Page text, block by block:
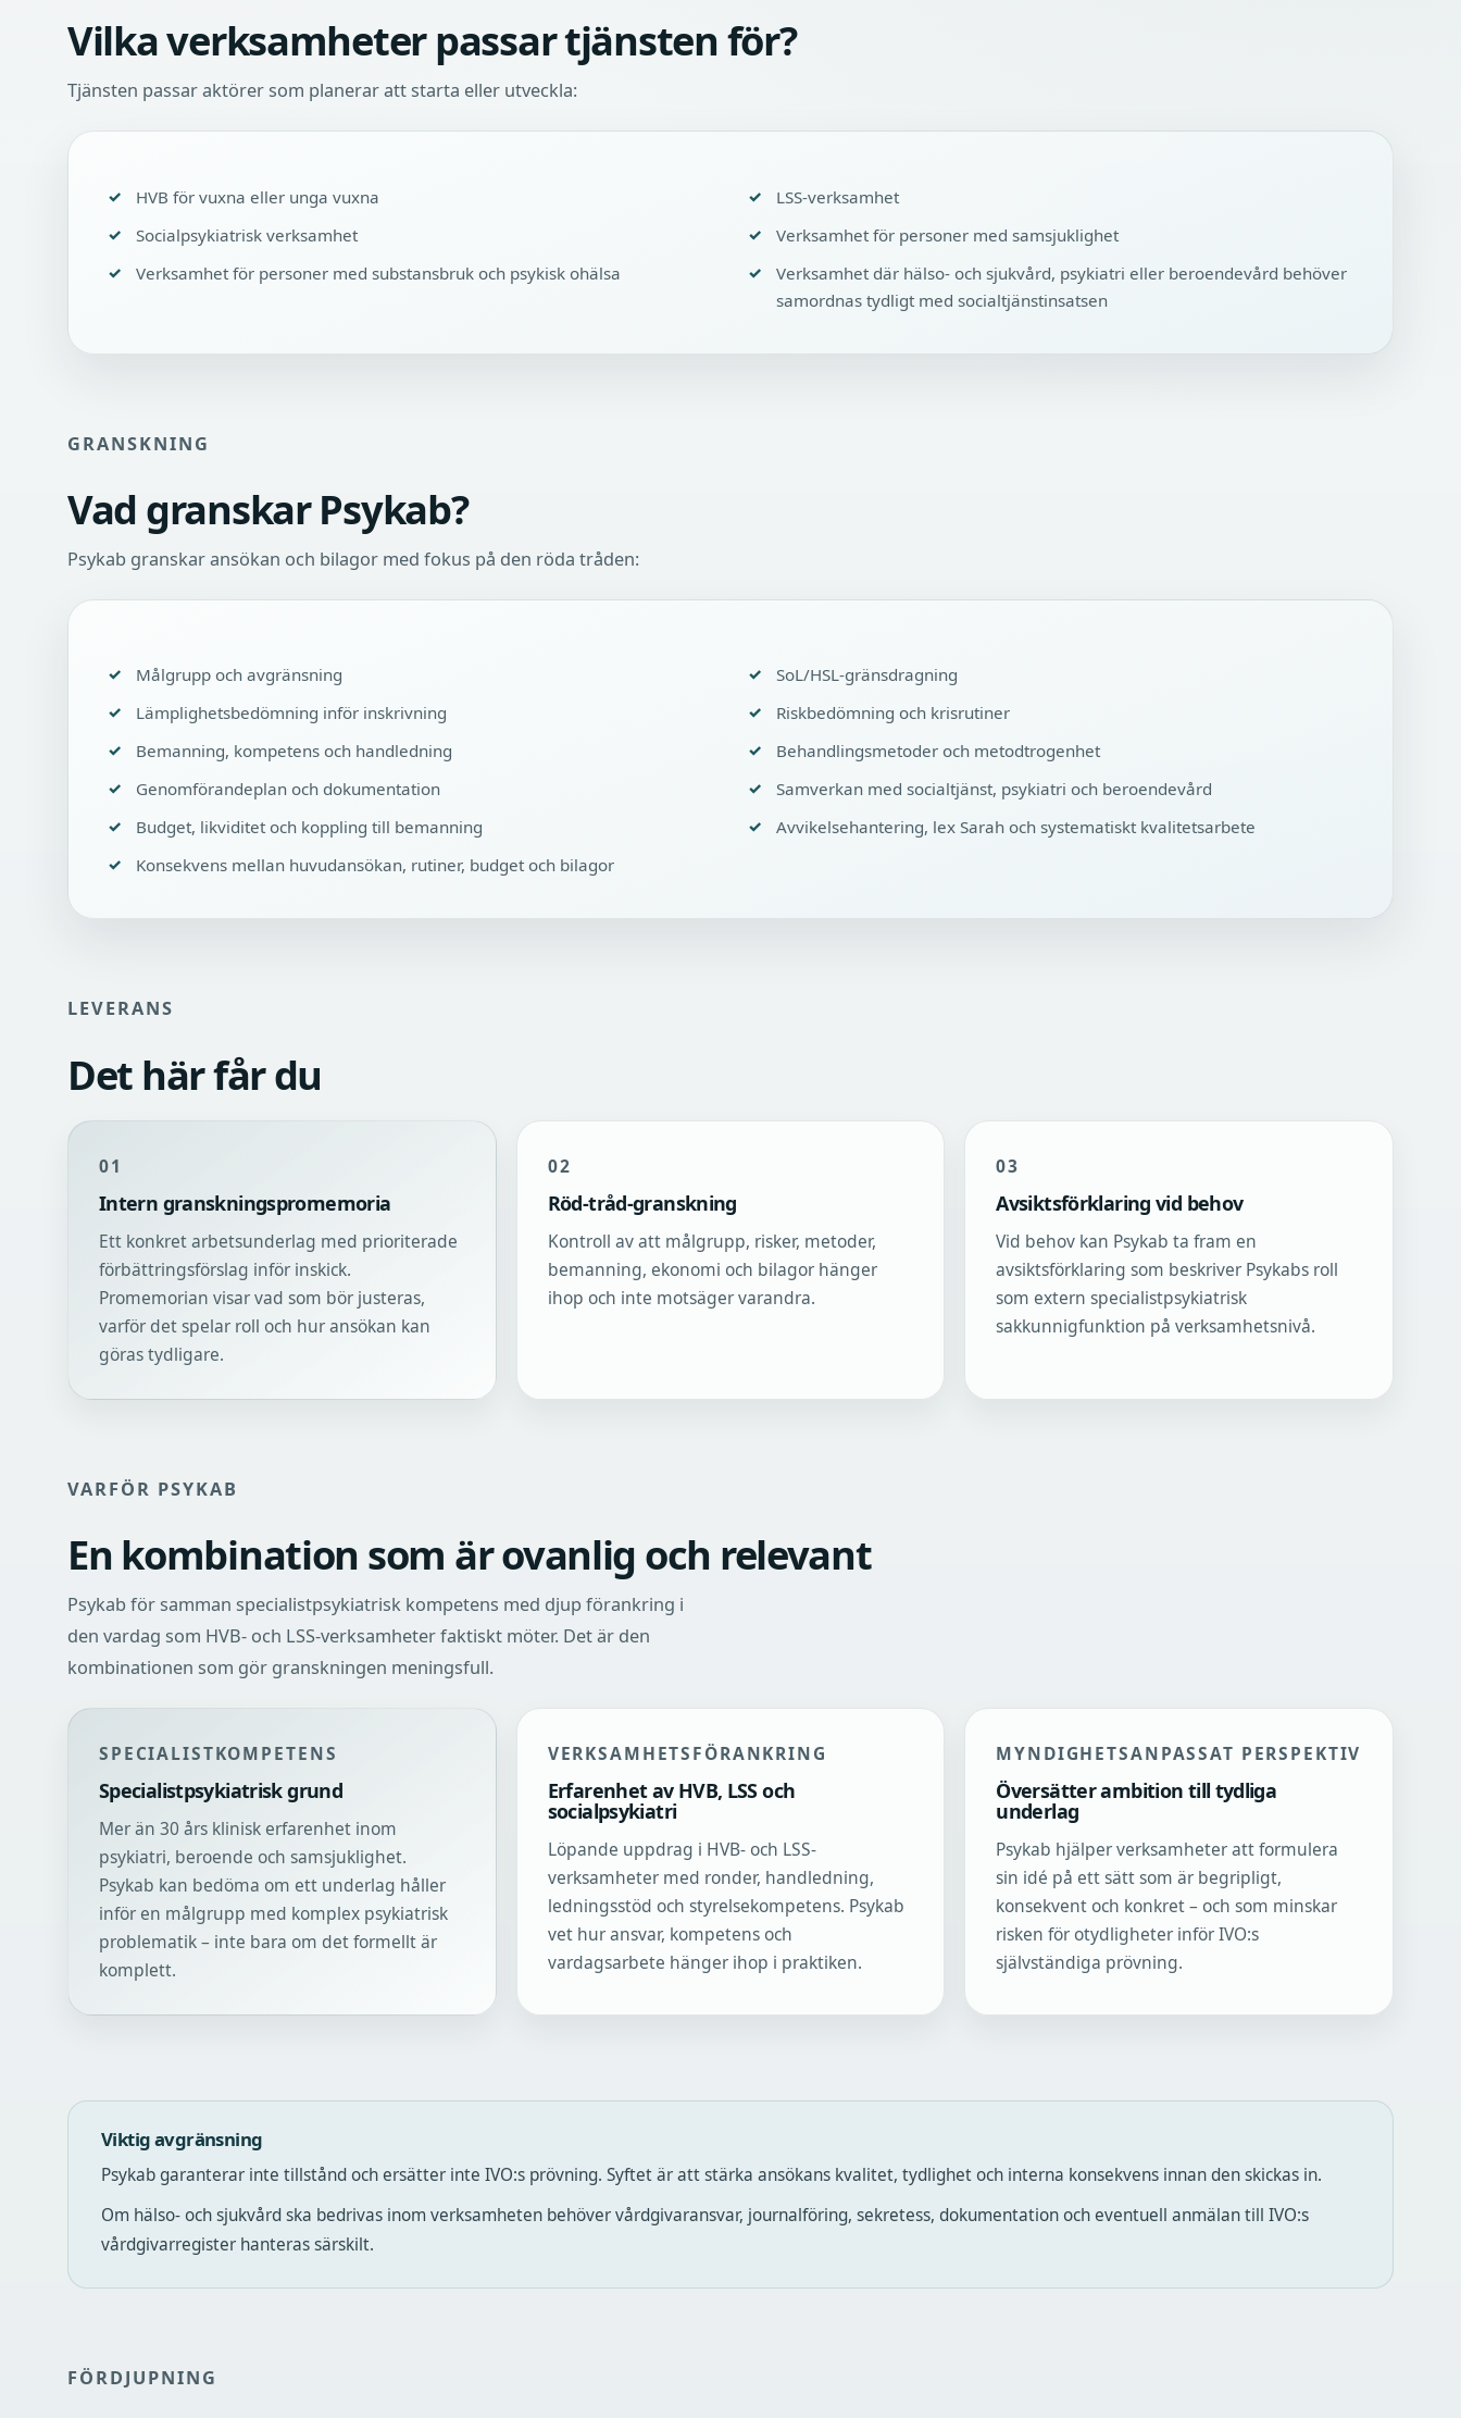
Vilka verksamheter passar tjänsten för?
Tjänsten passar aktörer som planerar att starta eller utveckla:
HVB för vuxna eller unga vuxna
LSS-verksamhet
Socialpsykiatrisk verksamhet
Verksamhet för personer med samsjuklighet
Verksamhet för personer med substansbruk och psykisk ohälsa
Verksamhet där hälso- och sjukvård, psykiatri eller beroendevård behöver
samordnas tydligt med socialtjänstinsatsen
GRANSKNING
Vad granskar Psykab?
Psykab granskar ansökan och bilagor med fokus på den röda tråden:
Målgrupp och avgränsning
SoL/HSL-gränsdragning
Lämplighetsbedömning inför inskrivning
Riskbedömning och krisrutiner
Bemanning, kompetens och handledning
Behandlingsmetoder och metodtrogenhet
Genomförandeplan och dokumentation
Samverkan med socialtjänst, psykiatri och beroendevård
Budget, likviditet och koppling till bemanning
Avvikelsehantering, lex Sarah och systematiskt kvalitetsarbete
Konsekvens mellan huvudansökan, rutiner, budget och bilagor
LEVERANS
Det här får du
01
Intern granskningspromemoria
Ett konkret arbetsunderlag med prioriterade
förbättringsförslag inför inskick.
Promemorian visar vad som bör justeras,
varför det spelar roll och hur ansökan kan
göras tydligare.
02
Röd-tråd-granskning
Kontroll av att målgrupp, risker, metoder,
bemanning, ekonomi och bilagor hänger
ihop och inte motsäger varandra.
03
Avsiktsförklaring vid behov
Vid behov kan Psykab ta fram en
avsiktsförklaring som beskriver Psykabs roll
som extern specialistpsykiatrisk
sakkunnigfunktion på verksamhetsnivå.
VARFÖR PSYKAB
En kombination som är ovanlig och relevant
Psykab för samman specialistpsykiatrisk kompetens med djup förankring i
den vardag som HVB- och LSS-verksamheter faktiskt möter. Det är den
kombinationen som gör granskningen meningsfull.
SPECIALISTKOMPETENS
Specialistpsykiatrisk grund
Mer än 30 års klinisk erfarenhet inom
psykiatri, beroende och samsjuklighet.
Psykab kan bedöma om ett underlag håller
inför en målgrupp med komplex psykiatrisk
problematik – inte bara om det formellt är
komplett.
VERKSAMHETSFÖRANKRING
Erfarenhet av HVB, LSS och
socialpsykiatri
Löpande uppdrag i HVB- och LSS-
verksamheter med ronder, handledning,
ledningsstöd och styrelsekompetens. Psykab
vet hur ansvar, kompetens och
vardagsarbete hänger ihop i praktiken.
MYNDIGHETSANPASSAT PERSPEKTIV
Översätter ambition till tydliga
underlag
Psykab hjälper verksamheter att formulera
sin idé på ett sätt som är begripligt,
konsekvent och konkret – och som minskar
risken för otydligheter inför IVO:s
självständiga prövning.
Viktig avgränsning
Psykab garanterar inte tillstånd och ersätter inte IVO:s prövning. Syftet är att stärka ansökans kvalitet, tydlighet och interna konsekvens innan den skickas in.
Om hälso- och sjukvård ska bedrivas inom verksamheten behöver vårdgivaransvar, journalföring, sekretess, dokumentation och eventuell anmälan till IVO:s
vårdgivarregister hanteras särskilt.
FÖRDJUPNING